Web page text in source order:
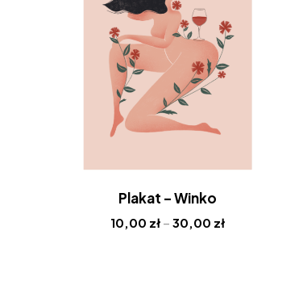
Plakat – Winko
10,00 zł – 30,00 zł